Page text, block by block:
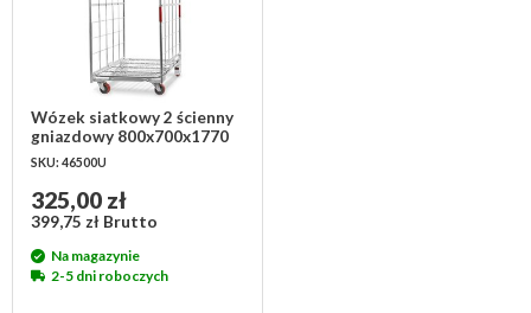
Wózek siatkowy 2 ścienny
gniazdowy 800x700x1770
mm - używany
SKU: 46500U
325,00 zł
399,75 zł Brutto
Na magazynie
2-5 dni roboczych